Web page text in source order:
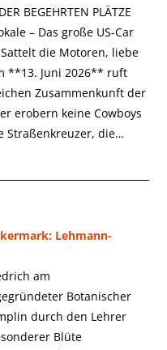
BEGEHRTEN PLÄTZE
– Das große US-Car
die Motoren, liebe
**13. Juni 2026** ruft
Zusammenkunft der
erobern keine Cowboys
Straßenkreuzer, die…
Lehmann-
am
Botanischer
durch den Lehrer
Blüte